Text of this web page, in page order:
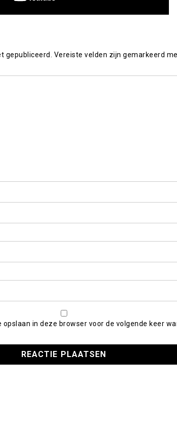
gepubliceerd. Vereiste velden zijn gemarkeerd
opslaan in deze browser voor de volgende keer